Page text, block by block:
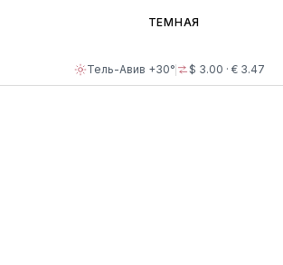
Тель-Авив +30° $ 3.00 · € 3.47
ТЕМНАЯ